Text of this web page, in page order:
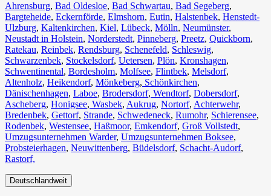
Ahrensburg, Bad Oldesloe, Bad Schwartau, Bad Segeberg,
Bargteheide, Eckernförde, Elmshorn, Eutin, Halstenbek, Henstedt-
Ulzburg, Kaltenkirchen, Kiel, Lübeck, Mölln, Neumünster,
Neustadt in Holstein, Norderstedt, Pinneberg, Preetz, Quickborn,
Ratekau, Reinbek, Rendsburg, Schenefeld, Schleswig,
Schwarzenbek, Stockelsdorf, Uetersen, Plön, Kronshagen,
Schwentinental, Bordesholm, Molfsee, Flintbek, Melsdorf,
Altenholz, Heikendorf, Mönkeberg, Schönkirchen,
Dänischenhagen, Laboe, Brodersdorf, Wendtorf, Dobersdorf,
Ascheberg, Honigsee, Wasbek, Aukrug, Nortorf, Achterwehr,
Bredenbek, Gettorf, Strande, Schwedeneck, Rumohr, Schierensee,
Rodenbek, Westensee, Haßmoor, Emkendorf, Groß Vollstedt,
Umzugsunternehmen Warder, Umzugsunternehmen Boksee,
Probsteierhagen, Neuwittenberg, Büdelsdorf, Schacht-Audorf,
Rastorf,
Deutschlandweit